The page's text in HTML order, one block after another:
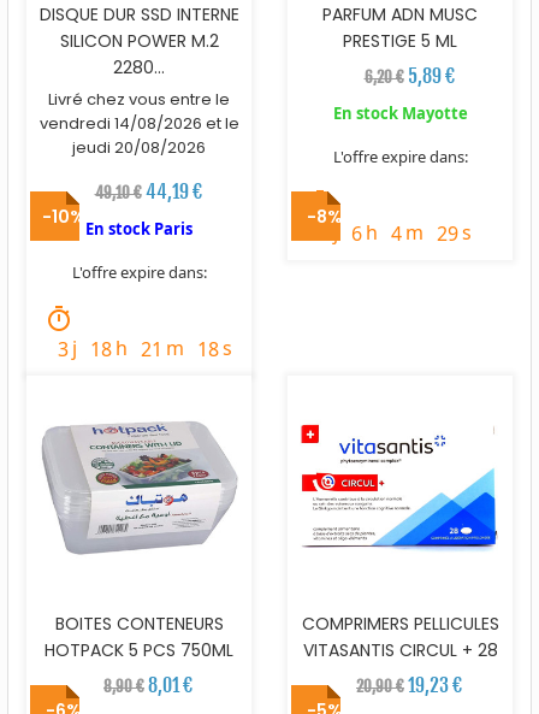
DISQUE DUR SSD INTERNE
SILICON POWER M.2
2280...
Livré chez vous entre le
vendredi 14/08/2026 et le
jeudi 20/08/2026
49,10 € 44,19 €
En stock Paris
L'offre expire dans:
timer
3j 18h 21 m 16s
PARFUM ADN MUSC
PRESTIGE 5 ML
6,20 € 5,89 €
En stock Mayotte
L'offre expire dans:
timer
j 6h 4m 27s
-10%
BOITES CONTENEURS
HOTPACK 5 PCS 750ML
8,90 €8,01 €
-8%
COMPRIMERS PELLICULES
VITASANTIS CIRCUL + 28
20,90 €19,23 €